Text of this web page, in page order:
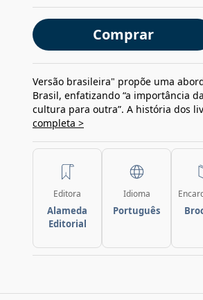
Comprar
Versão brasileira" propõe uma
Brasil, enfatizando “a importância
cultura para outra”. A história dos
completa >
Editora
Alameda
Editorial
Idioma
Português